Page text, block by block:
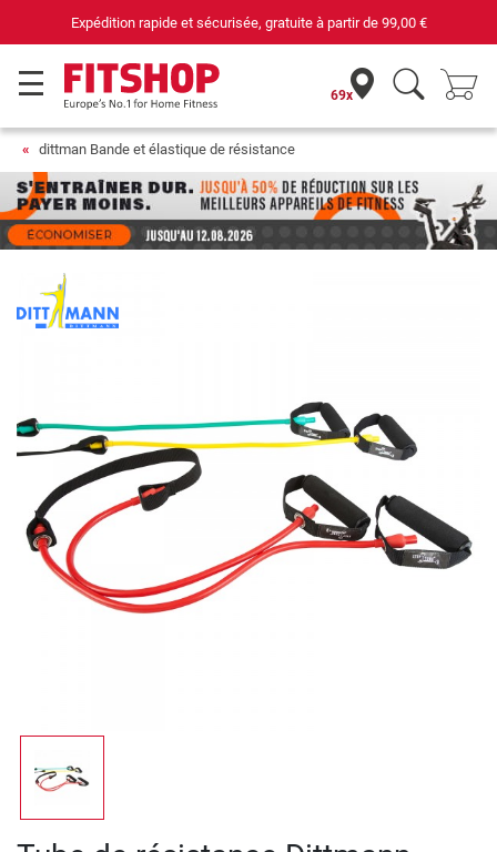
Expédition rapide et sécurisée, gratuite à partir de 99,00 €
69x
dittman Bande et élastique de résistance